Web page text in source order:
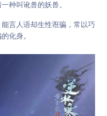
种叫讹兽的妖兽。
言人语却生性诳骗，常以巧
化身。